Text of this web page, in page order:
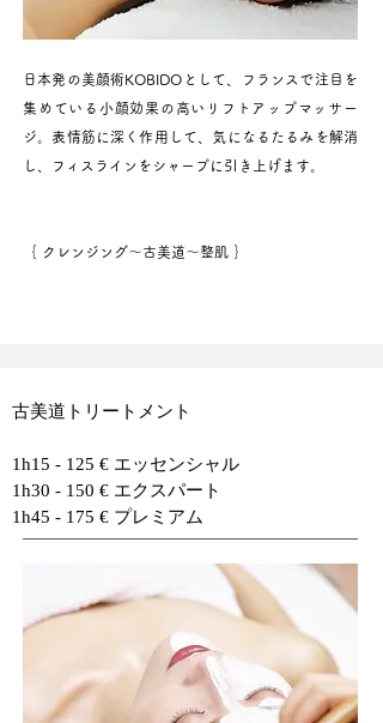
日本発の美顔術KOBIDOとして、フランスで注目を
集めている小顔効果の高いリフトアップマッサー
ジ。表情筋に深く作用して、気になるたるみを解消
し、フィスラインをシャープに引き上げます。
｛ クレンジング〜古美道〜整肌 ｝
古美道トリートメント
1h15 - 125 € エッセンシャル
1h30 - 150 € エクスパート
1h45 - 175 € プレミアム